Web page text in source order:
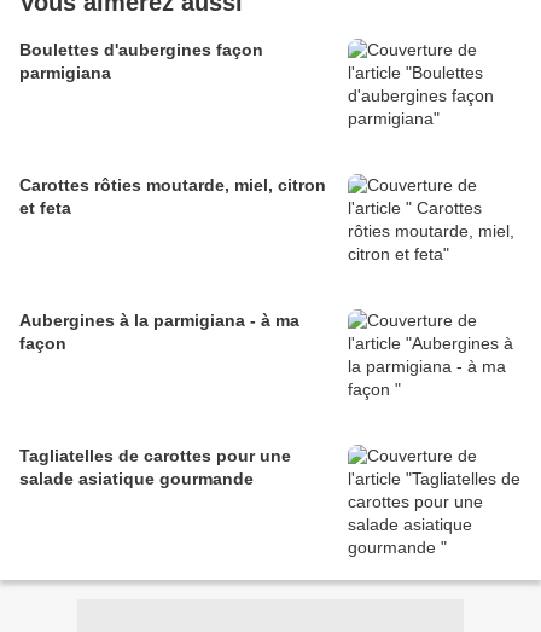
Boulettes d'aubergines façon
parmigiana
Carottes rôties moutarde, miel, citron
et feta
Aubergines à la parmigiana - à ma
façon
Tagliatelles de carottes pour une
salade asiatique gourmande